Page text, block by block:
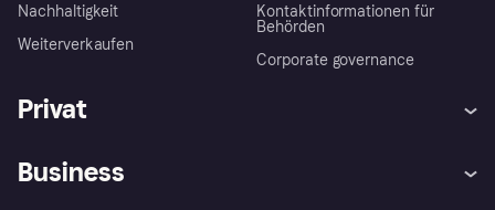
Nachhaltigkeit
Weiterverkaufen
Kontaktinformationen für
Behörden
Corporate governance
Privat
Business